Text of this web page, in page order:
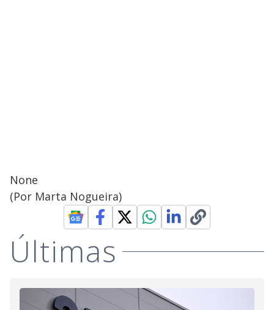
None
(Por Marta Nogueira)
Últimas